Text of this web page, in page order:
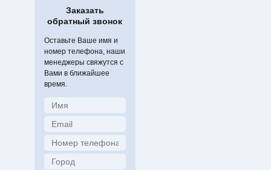
Заказать
обратный звонок
Оставьте Ваше имя и
номер телефона, наши
менеджеры свяжутся с
Вами в ближайшее
время.